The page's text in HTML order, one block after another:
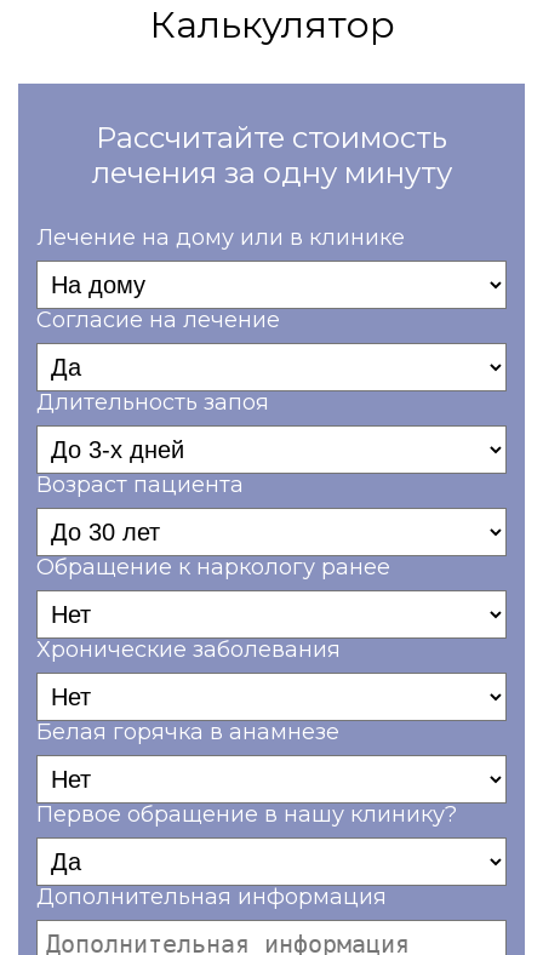
Калькулятор
Рассчитайте стоимость
лечения за одну минуту
Лечение на дому или в клинике
Согласие на лечение
Длительность запоя
Возраст пациента
Обращение к наркологу ранее
Хронические заболевания
Белая горячка в анамнезе
Первое обращение в нашу клинику?
Дополнительная информация